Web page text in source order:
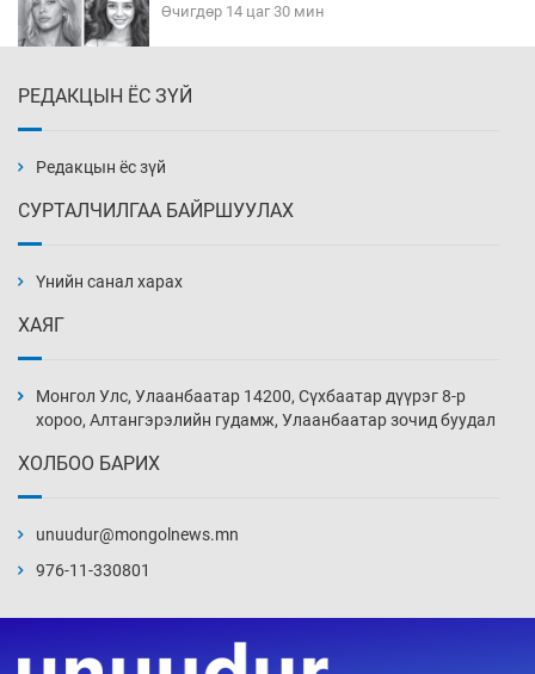
Өчигдөр 14 цаг 30 мин
Өчигдөр 14 цаг 00 мин
нэмэгджээ
Өчигдөр 13 цаг 30 мин
Өчигдөр 13 цаг 00 мин
Өчигдөр 12 цаг 30 мин
РЕДАКЦЫН ЁС ЗҮЙ
Редакцын ёс зүй
СУРТАЛЧИЛГАА БАЙРШУУЛАХ
Үнийн санал харах
ХАЯГ
Монгол Улс, Улаанбаатар 14200, Сүхбаатар дүүрэг 8-р
хороо, Алтангэрэлийн гудамж, Улаанбаатар зочид буудал
ХОЛБОО БАРИХ
unuudur@mongolnews.mn
976-11-330801